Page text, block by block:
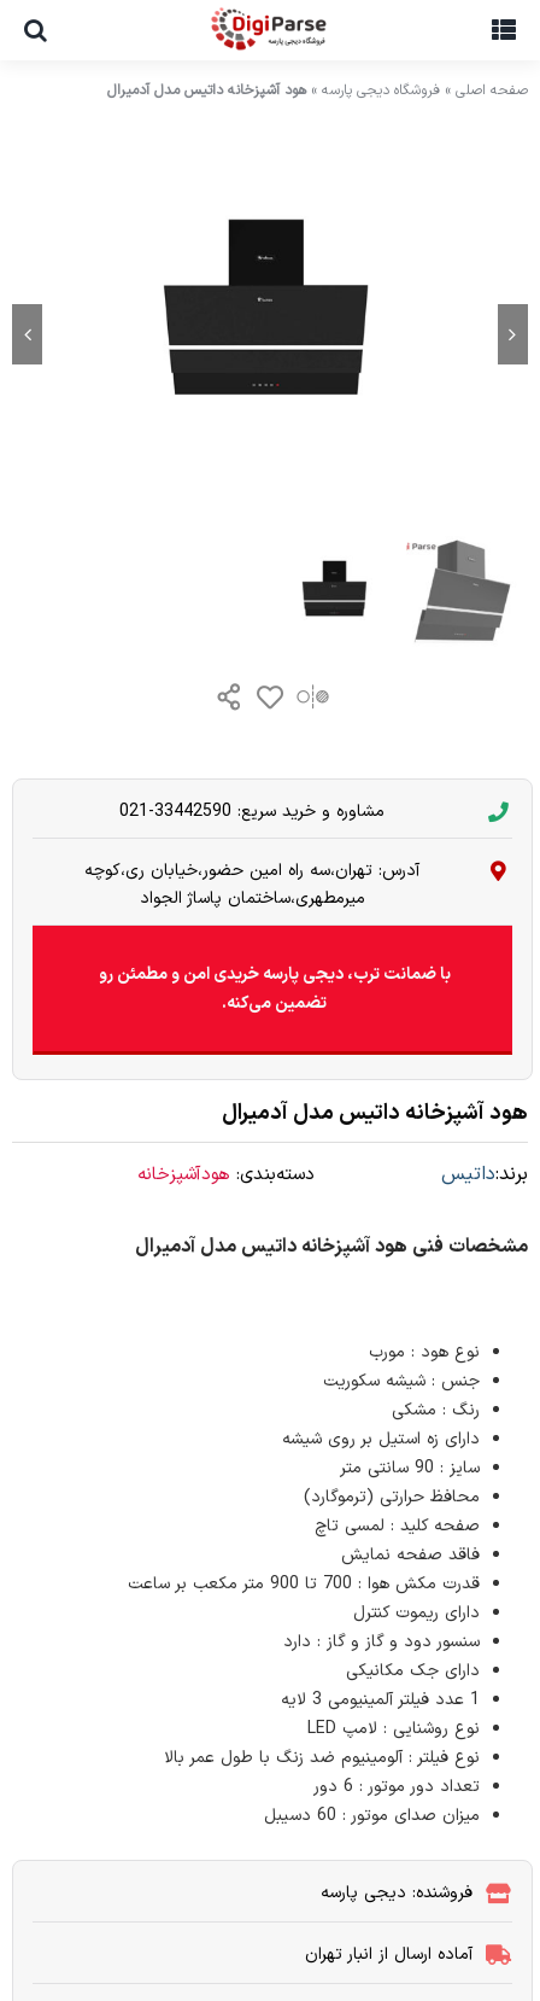
صفحه اصلی » فروشگاه دیجی پارسه »هود آشپزخانه داتیس مدل آدمیرال
مشاوره و خرید سریع: 33442590-021
آدرس: تهران،سه راه امین حضور،خیابان ری،کوچه
میرمطهری،ساختمان پاساژ الجواد
با ضمانت ترب، دیجی پارسه خریدی امن و مطمئن رو
تضمین می‌کنه.
هود آشپزخانه داتیس مدل آدمیرال
برند:داتیس دسته‌بندی: هودآشپزخانه
مشخصات فنی هود آشپزخانه داتیس مدل آدمیرال
نوع هود : مورب
جنس : شیشه سکوریت
رنگ : مشکی
دارای زه استیل بر روی شیشه
سایز : 90 سانتی متر
محافظ حرارتی (ترموگارد)
صفحه کلید : لمسی تاچ
فاقد صفحه نمایش
قدرت مکش هوا : 700 تا 900 متر مکعب بر ساعت
دارای ریموت کنترل
سنسور دود و گاز و گاز : دارد
دارای جک مکانیکی
1 عدد فیلتر آلمینیومی 3 لایه
نوع روشنایی : لامپ LED
نوع فیلتر : آلومینیوم ضد زنگ با طول عمر بالا
تعداد دور موتور : 6 دور
میزان صدای موتور : 60 دسیبل
فروشنده: دیجی پارسه
آماده ارسال از انبار تهران